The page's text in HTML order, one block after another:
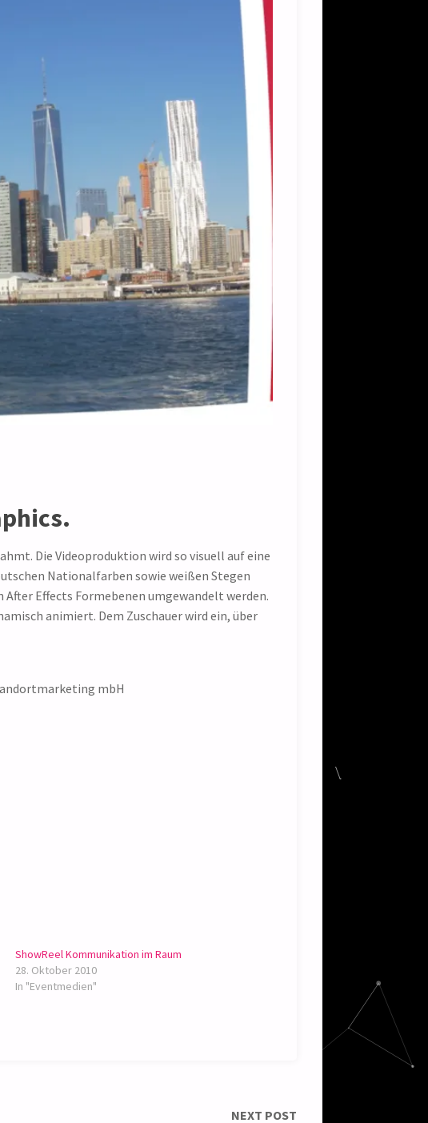
Die Videoproduktion wird so visuell auf eine
Nationalfarben sowie weißen Stegen
Effects Formebenen umgewandelt werden.
animiert. Dem Zuschauer wird ein, über
mbH
ShowReel Kommunikation im Raum
28. Oktober 2010
In "Eventmedien"
NEXT POST